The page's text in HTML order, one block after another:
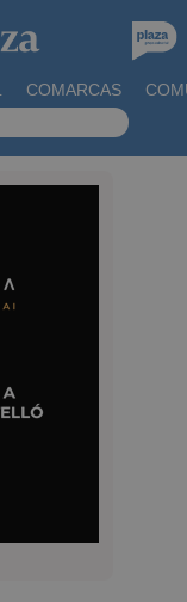
COMARCAS